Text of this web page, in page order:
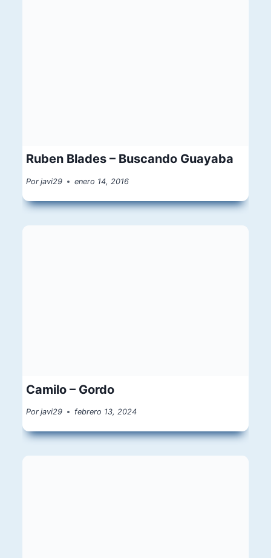
Ruben Blades – Buscando Guayaba
Por javi29 enero 14, 2016
Camilo – Gordo
Por javi29 febrero 13, 2024